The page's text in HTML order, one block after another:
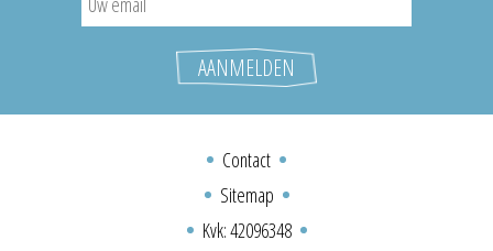
Contact
Sitemap
Kvk: 42096348